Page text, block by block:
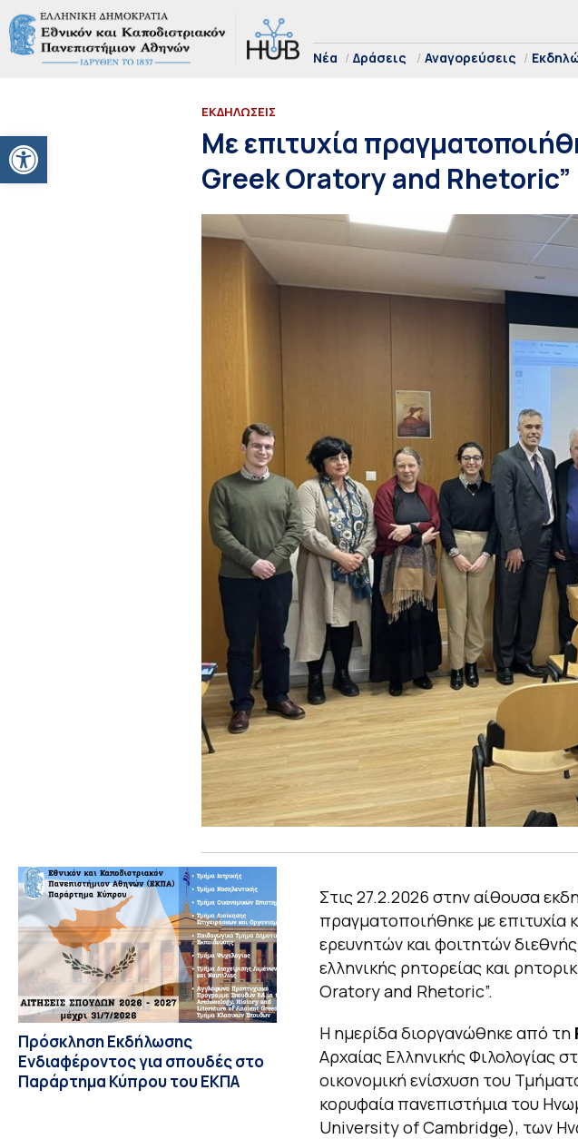
Ανοίξτε τη γραμμή εργαλείων
Νέα Δράσεις Αναγορεύσεις
ΕΚΔΗΛΩΣΕΙΣ
Με επιτυχία
Greek Oratory and Rhetoric”
Πρόσκληση Εκδήλωσης
Ενδιαφέροντος για σπουδές στο
Παράρτημα Κύπρου του ΕΚΠΑ
Στις 27.2.2026 στην αίθουσα
πραγματοποιήθηκε με επιτυχία
ερευνητών και φοιτητών
ελληνικής ρητορείας και
Oratory and Rhetoric”.
Η ημερίδα διοργανώθηκε από τη
Αρχαίας Ελληνικής Φιλολογίας
οικονομική ενίσχυση του
κορυφαία πανεπιστήμια του
University of Cambridge), των